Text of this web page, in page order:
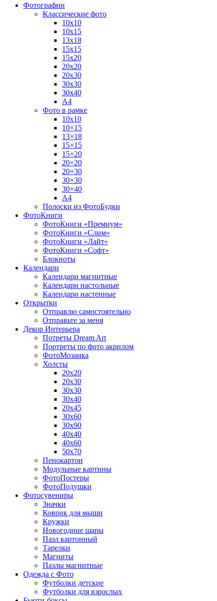
Фотографии
Классические фото
10х10
10х15
13х18
15х15
15х20
20х20
20х30
30х30
30х40
А4
Фото в рамке
10х10
10×15
13×18
15×15
15×20
20×20
20×30
30×30
30×40
A4
Полоски из ФотоБудки
ФотоКниги
ФотоКниги «Премиум»
ФотоКниги «Слим»
ФотоКниги «Лайт»
ФотоКниги «Софт»
Блокноты
Календари
Календари магнитные
Календари настольные
Календари настенные
Открытки
Отправлю самостоятельно
Отправьте за меня
Декор Интерьера
Потреты Dream Art
Портреты по фото акрилом
ФотоМозаика
Холсты
20х20
20х30
30х30
30х40
20х45
30х60
30х90
40х40
40х60
50х70
Пенокартон
Модульные картины
ФотоПостеры
ФотоПодушки
Фотоcувениры
Значки
Коврик для мыши
Кружки
Новогодние шары
Пазл картонный
Тарелки
Магниты
Пазлы магнитные
Одежда с Фото
Футболки детские
Футболки для взрослых